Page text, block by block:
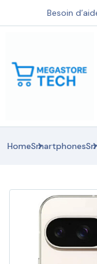
Besoin
HomeSmartphones